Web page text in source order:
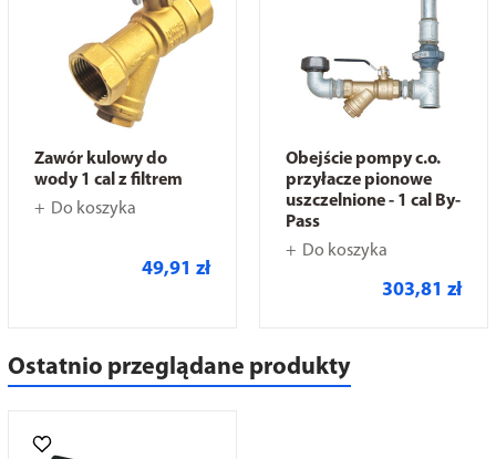
Zawór kulowy do
wody 1 cal z filtrem
Do koszyka
49,91 zł
Obejście pompy c.o.
przyłacze pionowe
uszczelnione - 1 cal By-
Pass
Do koszyka
303,81 zł
Ostatnio przeglądane produkty